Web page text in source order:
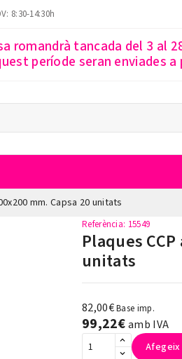
8:30-14:30h
romandrà tancada del 3 al
període seran enviades
mm. Capsa 20 unitats
Referència: 15549
Plaques
unitats
82,00€Base imp.
99,22€amb IVA